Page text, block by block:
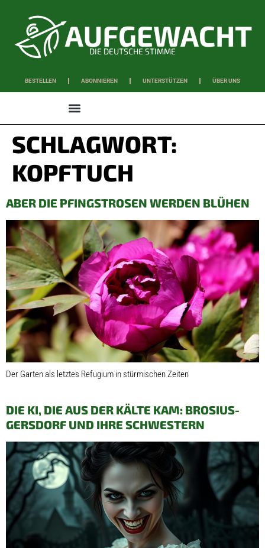
DIE DEUTSCHE STIMME
BESTELLEN ABONNIEREN UNTERSTÜTZEN ÜBER UNS
SCHLAGWORT:
KOPFTUCH
ABER DIE PFINGSTROSEN WERDEN BLÜHEN
Der Garten als letztes Refugium in stürmischen Zeiten
DIE KI, DIE AUS DER KÄLTE KAM: BROSIUS-
GERSDORF UND IHRE SCHWESTERN